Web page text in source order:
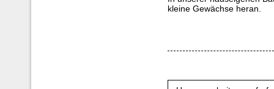
kleine Gewächse heran.